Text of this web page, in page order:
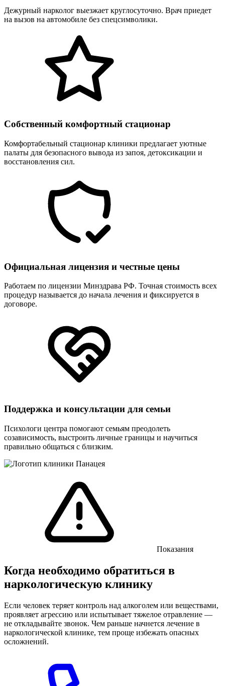
Дежурный нарколог выезжает круглосуточно. Врач приедет
на вызов на автомобиле без спецсимволики.
Собственный комфортный стационар
Комфортабельный стационар клиники предлагает уютные
палаты для безопасного вывода из запоя, детоксикации и
восстановления сил.
Официальная лицензия и честные цены
Работаем по лицензии Минздрава РФ. Точная стоимость всех
процедур называется до начала лечения и фиксируется в
договоре.
Поддержка и консультации для семьи
Психологи центра помогают семьям преодолеть
созависимость, выстроить личные границы и научиться
правильно общаться с близким.
Показания
Когда необходимо обратиться в
наркологическую клинику
Если человек теряет контроль над алкоголем или веществами,
проявляет агрессию или испытывает тяжелое отравление —
не откладывайте звонок. Чем раньше начнется лечение в
наркологической клинике, тем проще избежать опасных
осложнений.